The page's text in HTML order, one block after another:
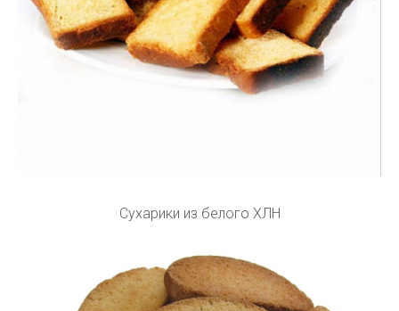
Сухарики из белого ХЛН